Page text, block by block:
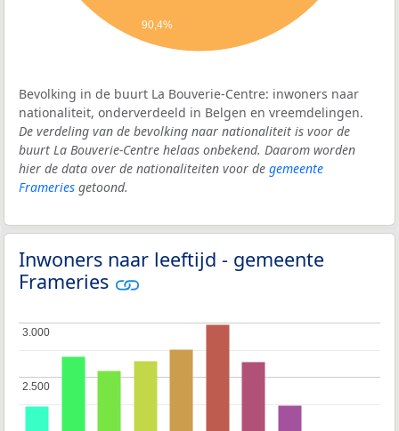
90,4%
Bevolking in de buurt La Bouverie-Centre: inwoners naar
nationaliteit, onderverdeeld in Belgen en vreemdelingen.
De verdeling van de bevolking naar nationaliteit is voor de
buurt La Bouverie-Centre helaas onbekend. Daarom worden
hier de data over de nationaliteiten voor de gemeente
Frameries getoond.
Inwoners naar leeftijd - gemeente
Frameries
2.500
2.500
3.000
3.000